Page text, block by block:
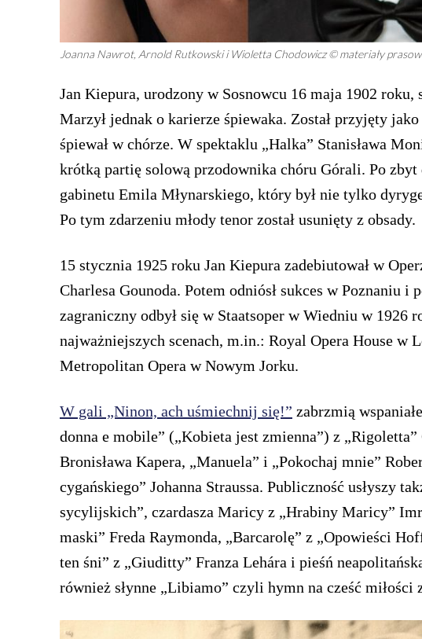
Joanna Nawrot, Arnold Rutkowski i Wioletta Chodowicz © materiały
Jan Kiepura, urodzony w Sosnowcu 16 maja 1902
Marzył jednak o karierze śpiewaka. Został przyjęty
śpiewał w chórze. W spektaklu „Halka” Stanisława
krótką partię solową przodownika chóru Górali. Po
gabinetu Emila Młynarskiego, który był nie tylko
Po tym zdarzeniu młody tenor został usunięty z obsady.
15 stycznia 1925 roku Jan Kiepura zadebiutował w
Charlesa Gounoda. Potem odniósł sukces w Poznaniu i
zagraniczny odbył się w Staatsoper w Wiedniu w 1926
najważniejszych scenach, m.in.: Royal Opera House w
Metropolitan Opera w Nowym Jorku.
W gali „Ninon, ach uśmiechnij się!” zabrzmią
donna e mobile” („Kobieta jest zmienna”) z
Bronisława Kapera, „Manuela” i „Pokochaj mnie”
cygańskiego” Johanna Straussa. Publiczność usłyszy
sycylijskich”, czardasza Maricy z „Hrabiny Maricy”
maski” Freda Raymonda, „Barcarolę” z „Opowieści
ten śni” z „Giuditty” Franza Lehára i pieśń
również słynne „Libiamo” czyli hymn na cześć miłości